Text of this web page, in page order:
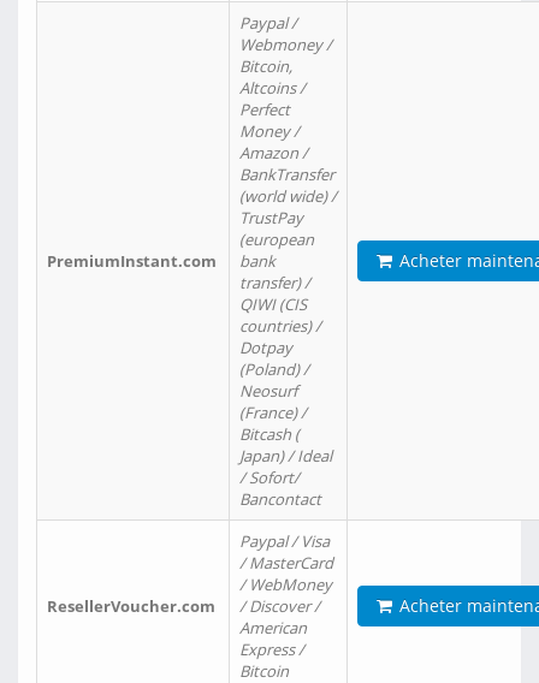
PremiumInstant.com
Paypal /
Webmoney /
Bitcoin,
Altcoins /
Perfect
Money /
Amazon /
BankTransfer
(world wide) /
TrustPay
(european
bank
transfer) /
QIWI (CIS
countries) /
Dotpay
(Poland) /
Neosurf
(France) /
Bitcash (
Japan) / Ideal
/ Sofort/
Bancontact
Acheter
ResellerVoucher.com
Paypal / Visa
/ MasterCard
/ WebMoney
/ Discover /
American
Express /
Bitcoin
Acheter